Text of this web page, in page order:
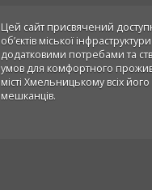
Цей сайт присвячений
об’єктів міської
додатковими потребами та
умов для комфортного
місті Хмельницькому всіх його
мешканців.